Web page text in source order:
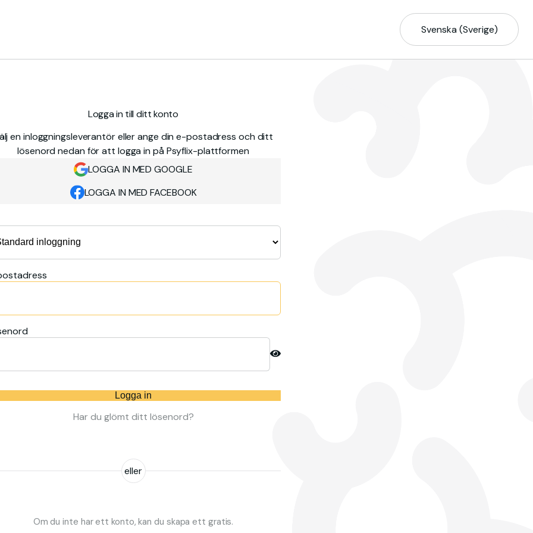
Svenska (Sverige)
Logga in till ditt konto
en inloggningsleverantör eller ange din e-postadress och ditt
lösenord nedan för att logga in på Psyflix-plattformen
LOGGA IN MED GOOGLE
LOGGA IN MED FACEBOOK
Logga in
Har du glömt ditt lösenord?
eller
Om du inte har ett konto, kan du skapa ett gratis.